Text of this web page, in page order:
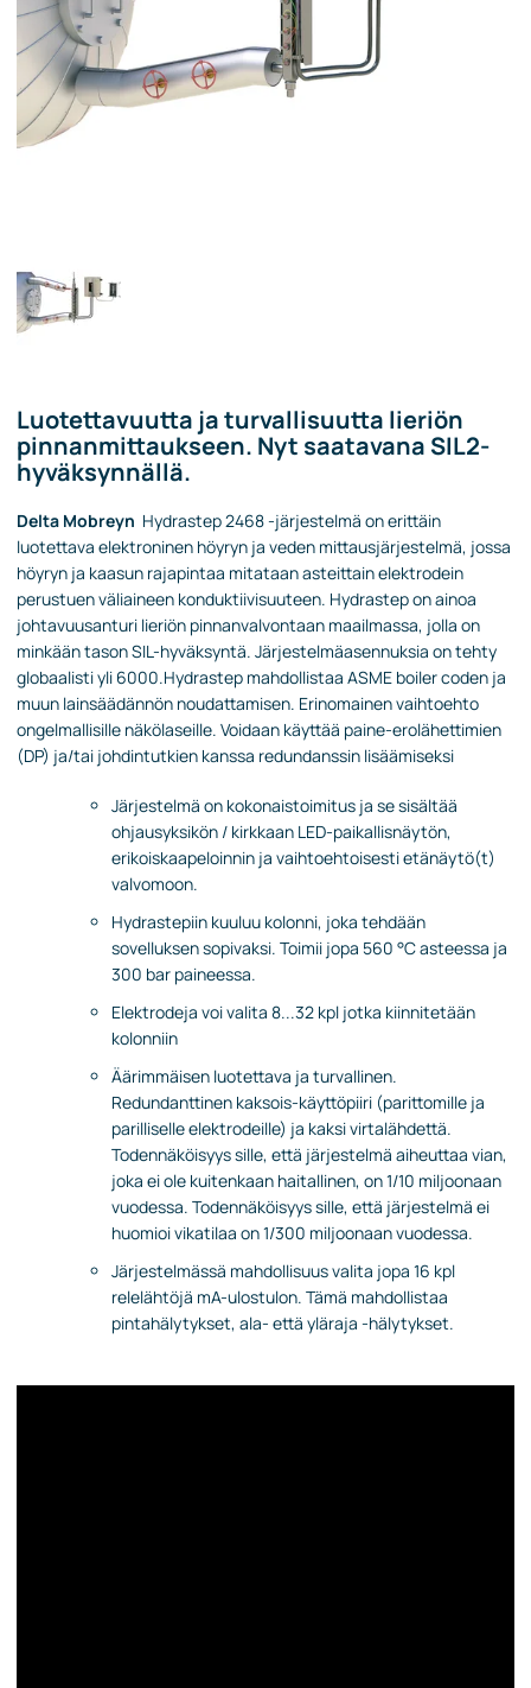
Luotettavuutta ja turvallisuutta lieriön
pinnanmittaukseen. Nyt saatavana SIL2-
hyväksynnällä.
Delta Mobreyn Hydrastep 2468 -järjestelmä on erittäin
luotettava elektroninen höyryn ja veden mittausjärjestelmä, jossa
höyryn ja kaasun rajapintaa mitataan asteittain elektrodein
perustuen väliaineen konduktiivisuuteen. Hydrastep on ainoa
johtavuusanturi lieriön pinnanvalvontaan maailmassa, jolla on
minkään tason SIL-hyväksyntä. Järjestelmäasennuksia on tehty
globaalisti yli 6000.Hydrastep mahdollistaa ASME boiler coden ja
muun lainsäädännön noudattamisen. Erinomainen vaihtoehto
ongelmallisille näkölaseille. Voidaan käyttää paine-erolähettimien
(DP) ja/tai johdintutkien kanssa redundanssin lisäämiseksi
Järjestelmä on kokonaistoimitus ja se sisältää
ohjausyksikön / kirkkaan LED-paikallisnäytön,
erikoiskaapeloinnin ja vaihtoehtoisesti etänäytö(t)
valvomoon.
Hydrastepiin kuuluu kolonni, joka tehdään
sovelluksen sopivaksi. Toimii jopa 560 °C asteessa ja
300 bar paineessa.
Elektrodeja voi valita 8...32 kpl jotka kiinnitetään
kolonniin
Äärimmäisen luotettava ja turvallinen.
Redundanttinen kaksois-käyttöpiiri (parittomille ja
parilliselle elektrodeille) ja kaksi virtalähdettä.
Todennäköisyys sille, että järjestelmä aiheuttaa vian,
joka ei ole kuitenkaan haitallinen, on 1/10 miljoonaan
vuodessa. Todennäköisyys sille, että järjestelmä ei
huomioi vikatilaa on 1/300 miljoonaan vuodessa.
Järjestelmässä mahdollisuus valita jopa 16 kpl
relelähtöjä mA-ulostulon. Tämä mahdollistaa
pintahälytykset, ala- että yläraja -hälytykset.